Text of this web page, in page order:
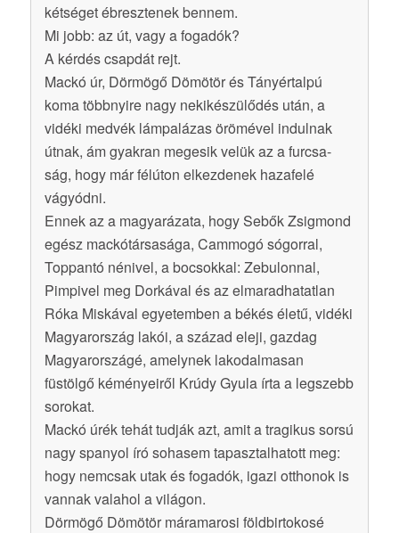
kétséget ébresztenek bennem.
Mi jobb: az út, vagy a fogadók?
A kérdés csapdát rejt.
Mackó úr, Dörmögő Dömötör és Tányértalpú
koma többnyire nagy nekikészülődés után, a
vidéki medvék lámpalázas örömével indulnak
útnak, ám gyakran megesik velük az a furcsa-
ság, hogy már félúton elkezdenek hazafelé
vágyódni.
Ennek az a magyarázata, hogy Sebők Zsigmond
egész mackótársasága, Cammogó sógorral,
Toppantó nénivel, a bocsokkal: Zebulonnal,
Pimpivel meg Dorkával és az elmaradhatatlan
Róka Miskával egyetemben a békés életű, vidéki
Magyarország lakói, a század eleji, gazdag
Magyarországé, amelynek lakodalmasan
füstölgő kéményeiről Krúdy Gyula írta a legszebb
sorokat.
Mackó úrék tehát tudják azt, amit a tragikus sorsú
nagy spanyol író sohasem tapasztalhatott meg:
hogy nemcsak utak és fogadók, igazi otthonok is
vannak valahol a világon.
Dörmögő Dömötör máramarosi földbirtokosé